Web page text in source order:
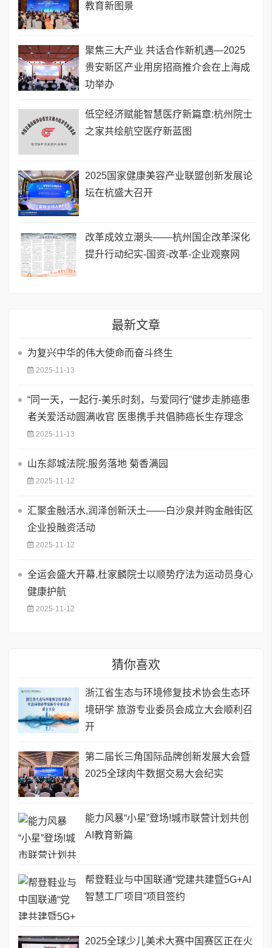
教育新图景
聚焦三大产业 共话合作新机遇—2025
贵安新区产业用房招商推介会在上海成
功举办
低空经济赋能智慧医疗新篇章:杭州院士
之家共绘航空医疗新蓝图
​2025国家健康美容产业联盟创新发展论
坛在杭盛大召开
改革成效立潮头——杭州国企改革深化
提升行动纪实-国资-改革-企业观察网
最新文章
为复兴中华的伟大使命而奋斗终生
2025-11-13
​“同一天，一起行-美乐时刻，与爱同行”健步走肺癌患
者关爱活动圆满收官 医患携手共倡肺癌长生存理念
2025-11-13
山东郯城法院:服务落地 菊香满园
2025-11-12
汇聚金融活水,润泽创新沃土——白沙泉并购金融街区
企业投融资活动
2025-11-12
全运会盛大开幕,杜家麟院士以顺势疗法为运动员身心
健康护航
2025-11-12
猜你喜欢
浙江省生态与环境修复技术协会生态环
境研学 旅游专业委员会成立大会顺利召
开
第二届长三角国际品牌创新发展大会暨
2025全球肉牛数据交易大会纪实
能力风暴“小星”登场!城市联营计划共创
AI教育新篇
帮登鞋业与中国联通“党建共建暨5G+AI
智慧工厂项目”项目签约
2025全球少儿美术大赛中国赛区正在火